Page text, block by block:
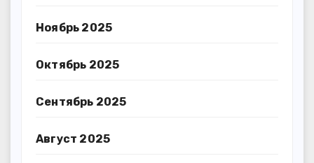
Ноябрь 2025
Октябрь 2025
Сентябрь 2025
Август 2025